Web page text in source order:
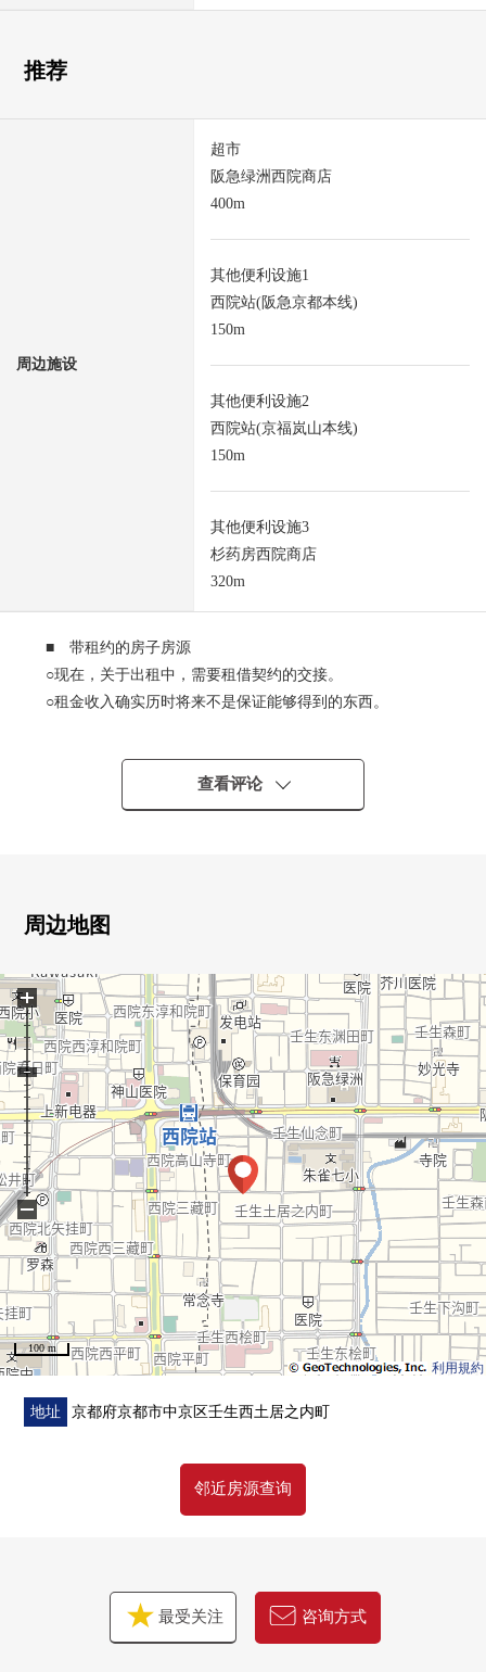
推荐
周边施设
超市
阪急绿洲西院商店
400m
其他便利设施1
西院站(阪急京都本线)
150m
其他便利设施2
西院站(京福岚山本线)
150m
其他便利设施3
杉药房西院商店
320m
■ 带租约的房子房源
○现在，关于出租中，需要租借契约的交接。
○租金收入确实历时将来不是保证能够得到的东西。
・阪急京都线"西院"车站步行2分钟
查看评论
周边地图
利用規約
100 m
+
−
地址 京都府京都市中京区壬生西土居之内町
邻近房源查询
最受关注 咨询方式